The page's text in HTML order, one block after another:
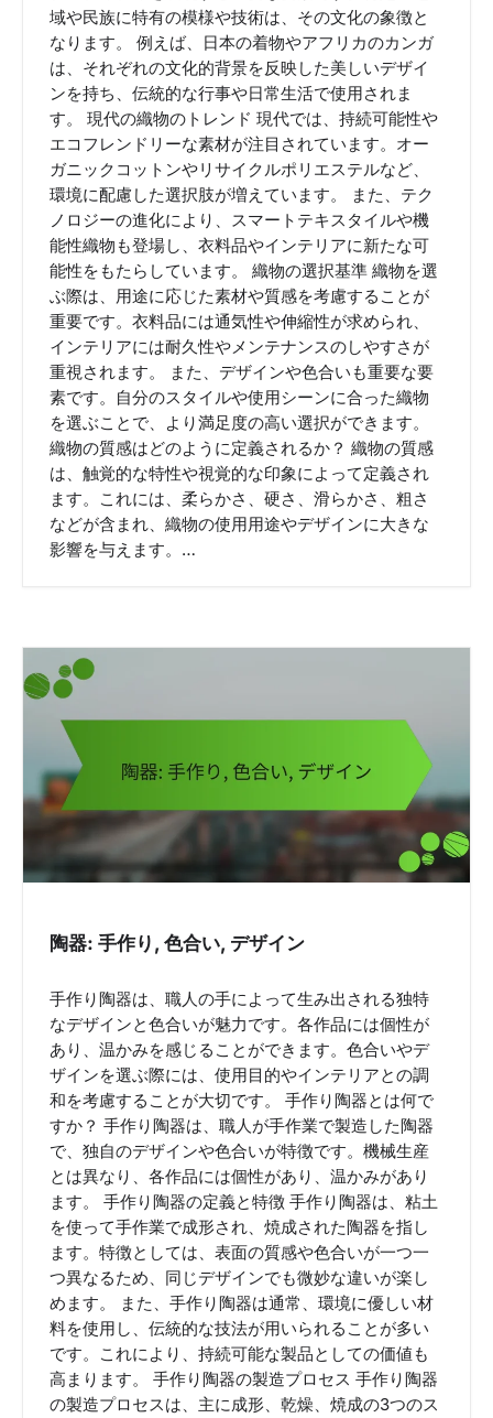
域や民族に特有の模様や技術は、その文化の象徴と
なります。 例えば、日本の着物やアフリカのカンガ
は、それぞれの文化的背景を反映した美しいデザイ
ンを持ち、伝統的な行事や日常生活で使用されま
す。 現代の織物のトレンド 現代では、持続可能性や
エコフレンドリーな素材が注目されています。オー
ガニックコットンやリサイクルポリエステルなど、
環境に配慮した選択肢が増えています。 また、テク
ノロジーの進化により、スマートテキスタイルや機
能性織物も登場し、衣料品やインテリアに新たな可
能性をもたらしています。 織物の選択基準 織物を選
ぶ際は、用途に応じた素材や質感を考慮することが
重要です。衣料品には通気性や伸縮性が求められ、
インテリアには耐久性やメンテナンスのしやすさが
重視されます。 また、デザインや色合いも重要な要
素です。自分のスタイルや使用シーンに合った織物
を選ぶことで、より満足度の高い選択ができます。
織物の質感はどのように定義されるか？ 織物の質感
は、触覚的な特性や視覚的な印象によって定義され
ます。これには、柔らかさ、硬さ、滑らかさ、粗さ
などが含まれ、織物の使用用途やデザインに大きな
影響を与えます。…
陶器: 手作り, 色合い, デザイン
手作り陶器は、職人の手によって生み出される独特
なデザインと色合いが魅力です。各作品には個性が
あり、温かみを感じることができます。色合いやデ
ザインを選ぶ際には、使用目的やインテリアとの調
和を考慮することが大切です。 手作り陶器とは何で
すか？ 手作り陶器は、職人が手作業で製造した陶器
で、独自のデザインや色合いが特徴です。機械生産
とは異なり、各作品には個性があり、温かみがあり
ます。 手作り陶器の定義と特徴 手作り陶器は、粘土
を使って手作業で成形され、焼成された陶器を指し
ます。特徴としては、表面の質感や色合いが一つ一
つ異なるため、同じデザインでも微妙な違いが楽し
めます。 また、手作り陶器は通常、環境に優しい材
料を使用し、伝統的な技法が用いられることが多い
です。これにより、持続可能な製品としての価値も
高まります。 手作り陶器の製造プロセス 手作り陶器
の製造プロセスは、主に成形、乾燥、焼成の3つのス